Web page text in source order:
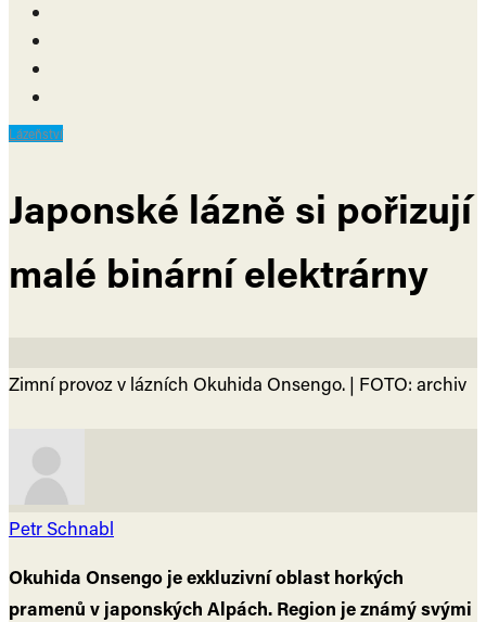
Lázeňství
Japonské lázně si pořizují
malé binární elektrárny
Zimní provoz v lázních Okuhida Onsengo. | FOTO: archiv
Petr Schnabl
Okuhida Onsengo je exkluzivní oblast horkých
pramenů v japonských Alpách. Region je známý svými